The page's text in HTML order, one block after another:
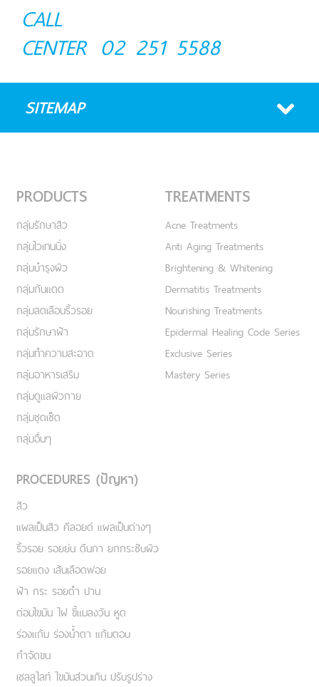
CALL
CENTER 02 251 5588
SITEMAP
PRODUCTS
กลุ่มรักษาสิว
กลุ่มไวเทนนิ่ง
กลุ่มบำรุงผิว
กลุ่มกันแดด
กลุ่มลดเลือนริ้วรอย
กลุ่มรักษาฝ้า
กลุ่มทำความสะอาด
กลุ่มอาหารเสริม
กลุ่มดูแลผิวกาย
กลุ่มชุดเซ็ต
กลุ่มอื่นๆ
TREATMENTS
Acne Treatments
Anti Aging Treatments
Brightening & Whitening
Dermatitis Treatments
Nourishing Treatments
Epidermal Healing Code Series
Exclusive Series
Mastery Series
PROCEDURES (ปัญหา)
สิว
แผลเป็นสิว คีลอยด์ แผลเป็นต่างๆ
ริ้วรอย รอยย่น ตีนกา ยกกระชับผิว
รอยแดง เส้นเลือดฟอย
ฝ้า กระ รอยดำ ปาน
ต่อมไขมัน ไฝ ขี้แมลงวัน หูด
ร่องแก้ม ร่องน้ำตา แก้มตอบ
กำจัดขน
เชลลูไลท์ ไขมันส่วนเกิน ปรับรูปร่าง